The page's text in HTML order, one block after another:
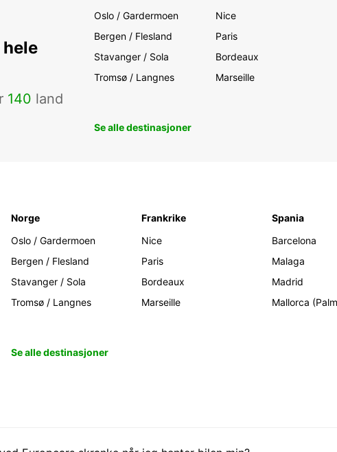
140 land
Oslo / Gardermoen
Bergen / Flesland
Stavanger / Sola
Tromsø / Langnes
Nice
Paris
Bordeaux
Marseille
Se alle destinasjoner
Norge
Oslo / Gardermoen
Bergen / Flesland
Stavanger / Sola
Tromsø / Langnes
Frankrike
Nice
Paris
Bordeaux
Marseille
Spania
Barcelona
Malaga
Madrid
Mallorca
Se alle destinasjoner